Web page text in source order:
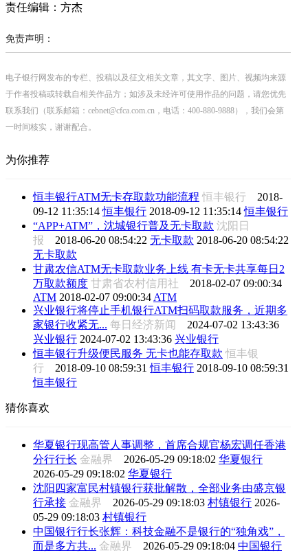
责任编辑：方杰
免责声明：
电子银行网发布的专栏、投稿以及征文相关文章，其文字、图片、视频均来源
于作者投稿或转载自相关作品方；如涉及未经许可使用作品的问题，请您优先
联系我们（联系邮箱：cebnet@cfca.com.cn，电话：400-880-9888），我们会第
一时间核实，谢谢配合。
为你推荐
恒丰银行ATM无卡存取款功能流程 恒丰银行 2018-
09-12 11:35:14 恒丰银行 2018-09-12 11:35:14恒丰银行
“APP+ATM”，沈城银行普及无卡取款 沈阳日
报 2018-06-20 08:54:22 无卡取款 2018-06-20 08:54:22
无卡取款
甘肃农信ATM无卡取款业务上线 有卡无卡共享每日2
万取款额度 甘肃省农村信用社 2018-02-07 09:00:34
ATM 2018-02-07 09:00:34 ATM
兴业银行将停止手机银行ATM扫码取款服务，近期多
家银行收紧无... 每日经济新闻 2024-07-02 13:43:36
兴业银行 2024-07-02 13:43:36 兴业银行
恒丰银行升级便民服务 无卡也能存取款 恒丰银
行 2018-09-10 08:59:31 恒丰银行 2018-09-10 08:59:31
恒丰银行
猜你喜欢
华夏银行现高管人事调整，首席合规官杨宏调任香港
分行行长 金融界 2026-05-29 09:18:02 华夏银行
2026-05-29 09:18:02 华夏银行
沈阳四家富民村镇银行获批解散，全部业务由盛京银
行承接 金融界 2026-05-29 09:18:03 村镇银行 2026-
05-29 09:18:03 村镇银行
中国银行行长张辉：科技金融不是银行的“独角戏”，
而是多方共... 金融界 2026-05-29 09:18:04 中国银行